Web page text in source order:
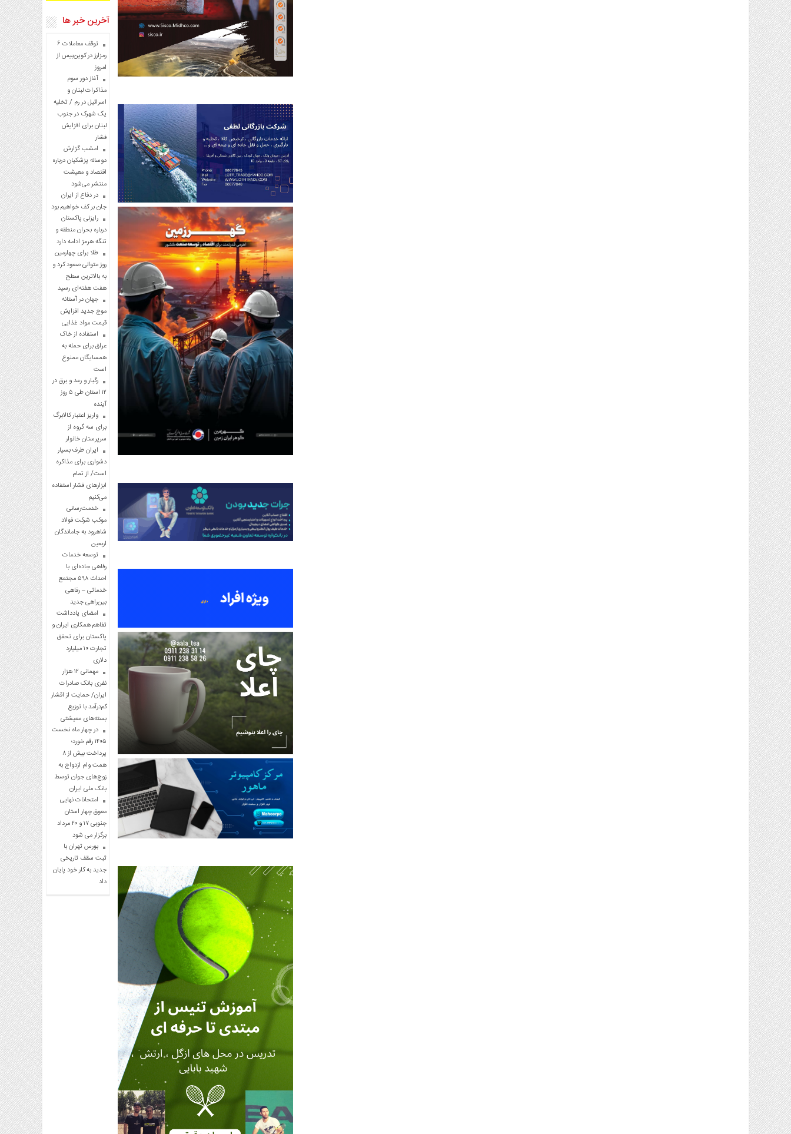
آخرین خبر ها
توقف معاملات ۶
رمزارز در کوین‌بیس از
امروز
آغاز دور سوم
مذاکرات لبنان و
اسرائیل در رم / تخلیه
یک شهرک در جنوب
لبنان برای افزایش
فشار
امشب گزارش
دوساله پزشکیان درباره
اقتصاد و معیشت
منتشر می‌شود
در دفاع از ایران
جان بر کف خواهیم بود
رایزنی پاکستان
درباره بحران منطقه و
تنگه هرمز ادامه دارد
طلا برای چهارمین
روز متوالی صعود کرد و
به بالاترین سطح
هفت هفته‌ای رسید
جهان در آستانه
موج جدید افزایش
قیمت مواد غذایی
استفاده از خاک
عراق برای حمله به
همسایگان ممنوع
است
رگبار و رعد و برق در
۱۲ استان طی ۵ روز
آینده
واریز اعتبار کالابرگ
برای سه گروه از
سرپرستان خانوار
ایران طرف بسیار
دشواری برای مذاکره
است/ از تمام
ابزارهای فشار استفاده
می‌کنیم
خدمت‌رسانی
موکب شرکت فولاد
شاهرود به جاماندگان
اربعین
توسعه خدمات
رفاهی جاده‌ای با
احداث ۵۹۸ مجتمع
خدماتی – رفاهی
بین‌راهی جدید
امضای یادداشت
تفاهم همکاری ایران و
پاکستان برای تحقق
تجارت ۱۰ میلیارد
دلاری
مهمانی ۱۲ هزار
نفری بانک صادرات
ایران/ حمایت از اقشار
کم‌درآمد با توزیع
بسته‌های معیشتی
در چهار ماه نخست
۱۴۰۵ رقم خورد؛
پرداخت بیش از ۸
همت وام ازدواج به
زوج‌های جوان توسط
بانک ملی ایران
امتحانات نهایی
معوق چهار استان
جنوبی ۱۷ و ۲۰ مرداد
برگزار می شود
بورس تهران با
ثبت سقف تاریخی
جدید به کار خود پایان
داد